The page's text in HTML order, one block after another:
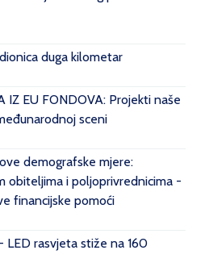
duga kilometar
IZ EU FONDOVA: Projekti naše
sceni
demografske mjere:
obiteljima i poljoprivrednicima -
financijske pomoći
LED rasvjeta stiže na 160